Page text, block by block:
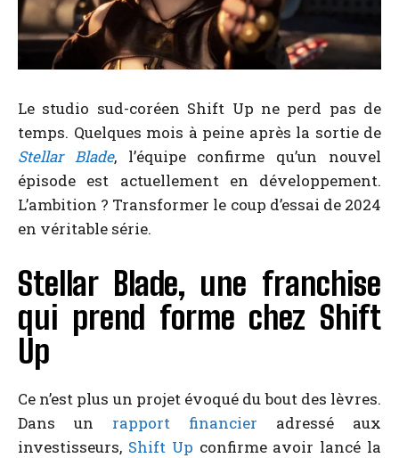
Le studio sud-coréen Shift Up ne perd pas de
temps. Quelques mois à peine après la sortie de
Stellar Blade, l’équipe confirme qu’un nouvel
épisode est actuellement en développement.
L’ambition ? Transformer le coup d’essai de 2024
en véritable série.
Stellar Blade, une franchise
qui prend forme chez Shift
Up
Ce n’est plus un projet évoqué du bout des lèvres.
Dans un rapport financier adressé aux
investisseurs, Shift Up confirme avoir lancé la